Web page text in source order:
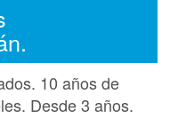
10 años de
Desde 3 años.